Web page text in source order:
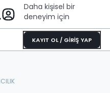
Daha kişisel bir
deneyim için
KAYIT OL / GİRİŞ YAP